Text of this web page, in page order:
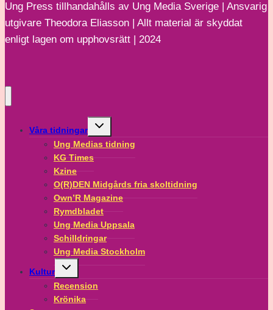
efter
Coachella
Ung Press tillhandahålls av Ung Media Sverige | Ansvarig
utgivare Theodora Eliasson | Allt material är skyddat
enligt lagen om upphovsrätt | 2024
Våra tidningar
Toggle
menu
Ung Medias tidning
KG Times
Kzine
O(R)DEN Midgårds fria skoltidning
Own’R Magazine
Rymdbladet
Ung Media Uppsala
Schilldringar
Ung Media Stockholm
Kultur
Toggle
menu
Recension
Krönika